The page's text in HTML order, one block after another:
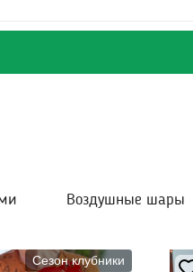
Воздушные шары
Сезон клубники